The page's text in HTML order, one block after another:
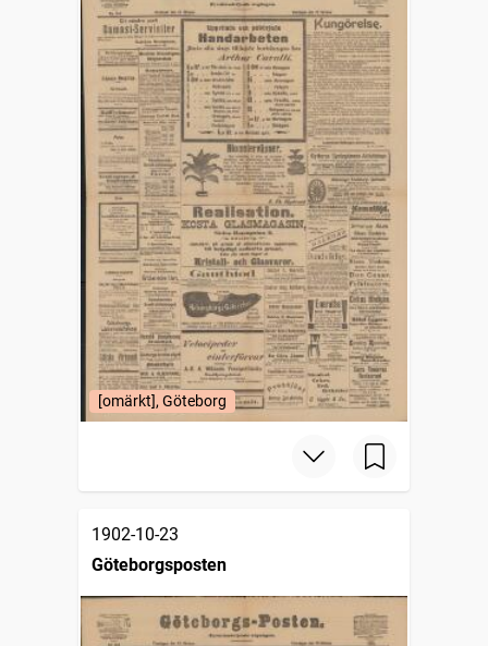
[omärkt], Göteborg
1902-10-23
Göteborgsposten